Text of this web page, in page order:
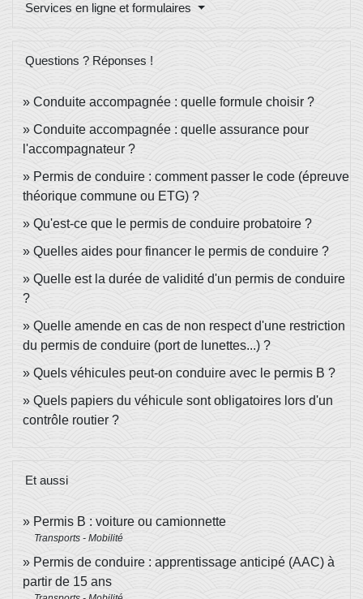
Services en ligne et formulaires
Questions ? Réponses !
Conduite accompagnée : quelle formule choisir ?
Conduite accompagnée : quelle assurance pour
l'accompagnateur ?
Permis de conduire : comment passer le code (épreuve
théorique commune ou ETG) ?
Qu'est-ce que le permis de conduire probatoire ?
Quelles aides pour financer le permis de conduire ?
Quelle est la durée de validité d'un permis de conduire
?
Quelle amende en cas de non respect d'une restriction
du permis de conduire (port de lunettes...) ?
Quels véhicules peut-on conduire avec le permis B ?
Quels papiers du véhicule sont obligatoires lors d'un
contrôle routier ?
Et aussi
Permis B : voiture ou camionnette
Transports - Mobilité
Permis de conduire : apprentissage anticipé (AAC) à
partir de 15 ans